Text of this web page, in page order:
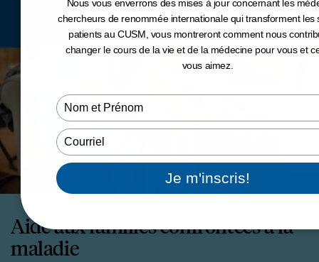
<p><strong></
Aide aux familles confrontées à la
maladie
Nous vous enverrons des mises à jour concernant les
chercheurs de renommée internationale qui transforment les
patients au CUSM, vous montreront comment nous
changer le cours de la vie et de la médecine pour vous et
vous aimez.
Type
your
name
Type
your
email
Je m'inscris!